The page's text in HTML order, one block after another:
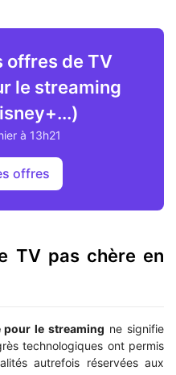
offres de TV
le streaming
à 13h21
offres
TV pas chère en
pour le streaming ne signifie
technologiques ont permis
autrefois réservées aux